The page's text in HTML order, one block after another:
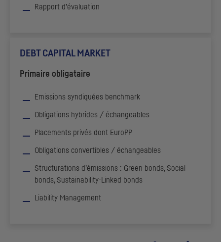
Rapport d’évaluation
DEBT CAPITAL MARKET
Primaire obligataire
Emissions syndiquées benchmark
Obligations hybrides / échangeables
Placements privés dont EuroPP
Obligations convertibles / échangeables
Structurations d’émissions : Green bonds, Social
bonds, Sustainability-Linked bonds
Liability Management